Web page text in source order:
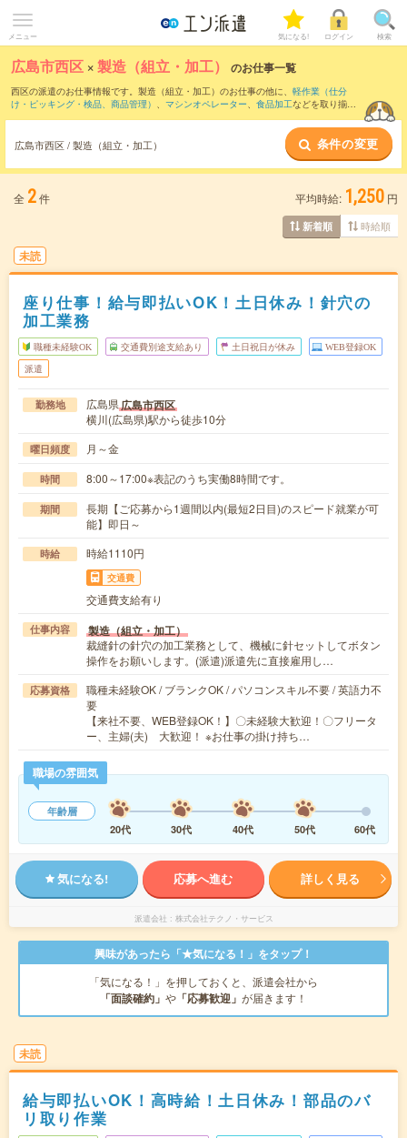
メニュー 気になる! ログイン 検索
広島市西区 ×製造（組立・加工） のお仕事一覧
西区の派遣のお仕事情報です。製造（組立・加工）のお仕事の他に、 軽作業（仕分
け・ピッキング・検品、商品管理） 、 マシンオペレーター、 食品加工などを取り揃え
製造（組立・加工）のお仕事とは？とは？
広島市西区 / 製造（組立・加工） 条件の変更
全 2件 平均時給: 1,250 円
新着順 時給順
未読
座り仕事！給与即払いOK！土日休み！針穴の
加工業務
職種未経験OK 交通費別途支給あり 土日祝日が休み WEB登録OK
派遣
勤務地 広島県広島市西区
横川(広島県)駅から徒歩10分
曜日頻度 月～金
時間 8:00～17:00※表記のうち実働8時間です。
期間
長期【ご応募から1週間以内(最短2日目)のスピード就業が可
能】即日～
時給 時給1110円
交通費
交通費支給有り
仕事内容 製造（組立・加工）
裁縫針の針穴の加工業務として、機械に針セットしてボタン
操作をお願いします。(派遣)派遣先に直接雇用し…
応募資格
職種未経験OK / ブランクOK / パソコンスキル不要 / 英語力不
要
【来社不要、WEB登録OK！】〇未経験大歓迎！〇フリータ
ー、主婦(夫) 大歓迎！ ※お仕事の掛け持ち…
職場の雰囲気
年齢層
20代
30代 40代 50代 60代
気になる! 応募へ進む 詳しく見る
派遣会社 株式会社テクノ・サービス
興味があったら「★気になる！」をタップ！
「気になる！」を押しておくと、派遣会社から
「面談確約」 や 「応募歓迎」 が届きます！
未読
給与即払いOK！高時給！土日休み！部品のバ
リ取り作業